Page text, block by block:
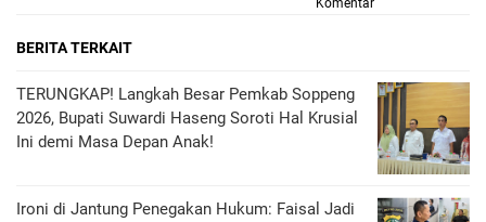
Komentar
BERITA TERKAIT
TERUNGKAP! Langkah Besar Pemkab Soppeng
2026, Bupati Suwardi Haseng Soroti Hal Krusial
Ini demi Masa Depan Anak!
Ironi di Jantung Penegakan Hukum: Faisal Jadi